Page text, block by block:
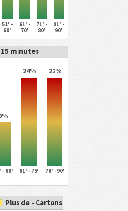
51' -
60'
61' -
70'
71' -
80'
81' -
90'
minutes
24% 22%
- 60' 61' - 75' 76' - 90'
Plus de - Cartons